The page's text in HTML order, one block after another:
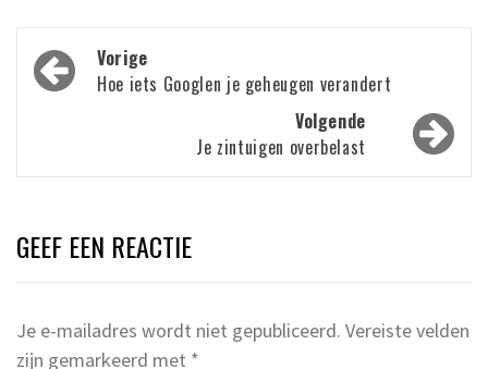
Bericht
navigatie
Vorige
Hoe iets Googlen je geheugen verandert
Volgende
Je zintuigen overbelast
GEEF EEN REACTIE
Je e-mailadres wordt niet gepubliceerd. Vereiste velden
zijn gemarkeerd met *